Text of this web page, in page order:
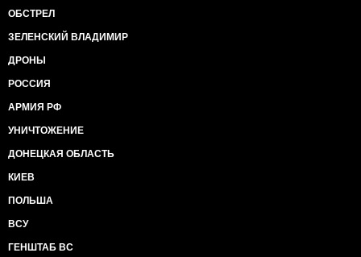
ОБСТРЕЛ
ЗЕЛЕНСКИЙ ВЛАДИМИР
ДРОНЫ
РОССИЯ
АРМИЯ РФ
УНИЧТОЖЕНИЕ
ДОНЕЦКАЯ ОБЛАСТЬ
КИЕВ
ПОЛЬША
ВСУ
ГЕНШТАБ ВС